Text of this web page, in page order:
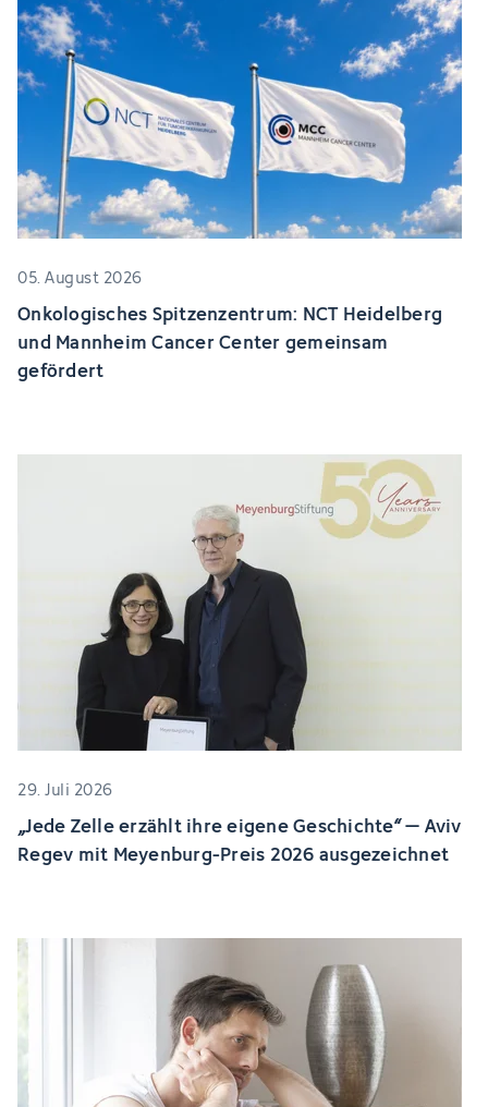
05. August 2026
Onkologisches Spitzenzentrum: NCT Heidelberg
und Mannheim Cancer Center gemeinsam
gefördert
29. Juli 2026
„Jede Zelle erzählt ihre eigene Geschichte“ – Aviv
Regev mit Meyenburg-Preis 2026 ausgezeichnet